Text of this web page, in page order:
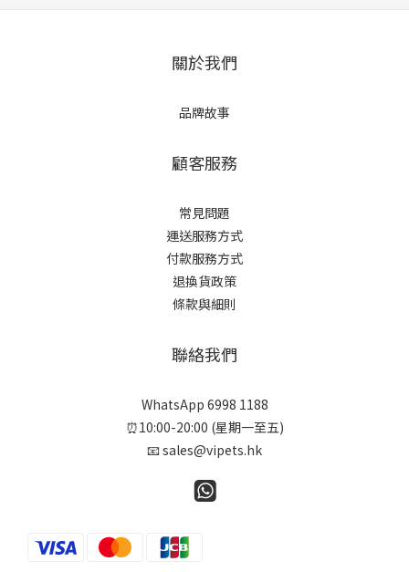
關於我們
品牌故事
顧客服務
常見問題
運送服務方式
付款服務方式
退換貨政策
條款與細則
聯絡我們
WhatsApp 6998 1188
⏰10:00-20:00 (星期一至五)
📧 sales@vipets.hk